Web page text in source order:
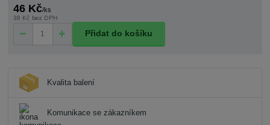
46 Kč/ks
38 Kč bez DPH
Přidat do košíku
Kvalita balení
Komunikace se zákazníkem